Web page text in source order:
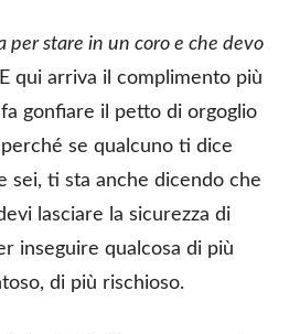
per stare in un coro e che devo
E qui arriva il complimento più
gonfiare il petto di orgoglio
se qualcuno ti dice
sei, ti sta anche dicendo che
lasciare la sicurezza di
inseguire qualcosa di più
di più rischioso.